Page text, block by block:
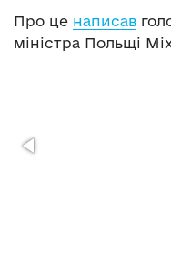
Про це написав
міністра Польщі